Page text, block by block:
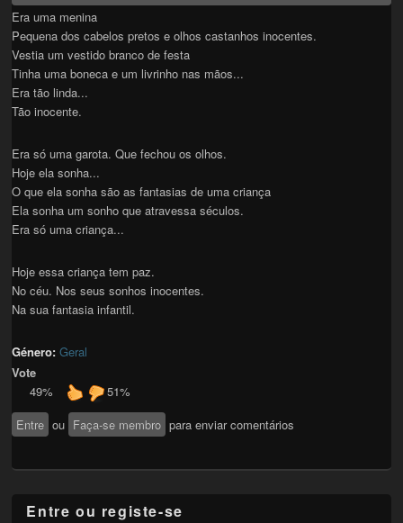
Era uma menina
Pequena dos cabelos pretos e olhos castanhos inocentes.
Vestia um vestido branco de festa
Tinha uma boneca e um livrinho nas mãos...
Era tão linda...
Tão inocente.
Era só uma garota. Que fechou os olhos.
Hoje ela sonha...
O que ela sonha são as fantasias de uma criança
Ela sonha um sonho que atravessa séculos.
Era só uma criança...
Hoje essa criança tem paz.
No céu. Nos seus sonhos inocentes.
Na sua fantasia infantil.
Género:Geral
Vote
49%
51%
Entre ou Faça-se membro para enviar comentários
Entre ou registe-se